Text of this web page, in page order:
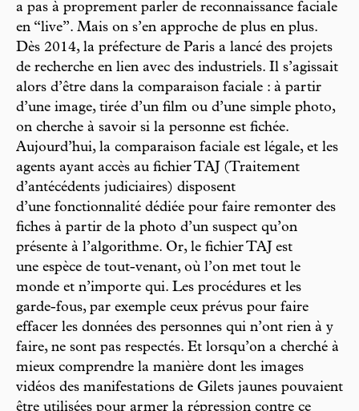
a pas à proprement parler de reconnaissance faciale
en “live”. Mais on s’en approche de plus en plus.
Dès 2014, la préfecture de Paris a lancé des projets
de recherche en lien avec des industriels. Il s’agissait
alors d’être dans la comparaison faciale : à partir
d’une image, tirée d’un film ou d’une simple photo,
on cherche à savoir si la personne est fichée.
Aujourd’hui, la comparaison faciale est légale, et les
agents ayant accès au fichier TAJ (Traitement
d’antécédents judiciaires) disposent
d’une fonctionnalité dédiée pour faire remonter des
fiches à partir de la photo d’un suspect qu’on
présente à l’algorithme. Or, le fichier TAJ est
une espèce de tout-venant, où l’on met tout le
monde et n’importe qui. Les procédures et les
garde-fous, par exemple ceux prévus pour faire
effacer les données des personnes qui n’ont rien à y
faire, ne sont pas respectés. Et lorsqu’on a cherché à
mieux comprendre la manière dont les images
vidéos des manifestations de Gilets jaunes pouvaient
être utilisées pour armer la répression contre ce